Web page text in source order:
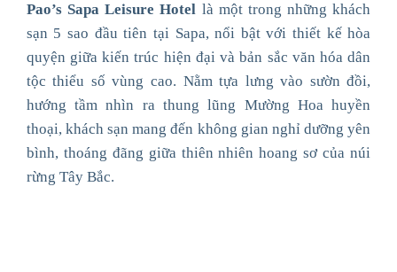
Pao’s Sapa Leisure Hotel là một trong những khách
sạn 5 sao đầu tiên tại Sapa, nổi bật với thiết kế hòa
quyện giữa kiến trúc hiện đại và bản sắc văn hóa dân
tộc thiểu số vùng cao. Nằm tựa lưng vào sườn đồi,
hướng tầm nhìn ra thung lũng Mường Hoa huyền
thoại, khách sạn mang đến không gian nghỉ dưỡng yên
bình, thoáng đãng giữa thiên nhiên hoang sơ của núi
rừng Tây Bắc.